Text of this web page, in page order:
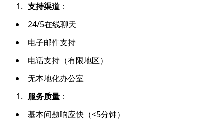
支持渠道 ：
24/5在线聊天
电子邮件支持
电话支持（有限地区）
无本地化办公室
服务质量 ：
基本问题响应快（<5分钟）